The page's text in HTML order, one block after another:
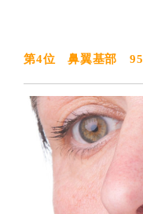
第4位 鼻翼基部 95